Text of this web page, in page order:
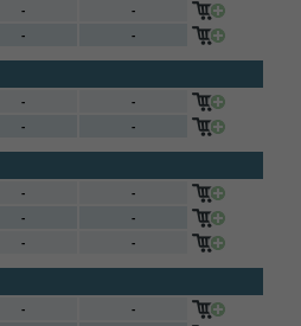
-
-
- -
-
-
- -
-
-
-
-
- -
-
-